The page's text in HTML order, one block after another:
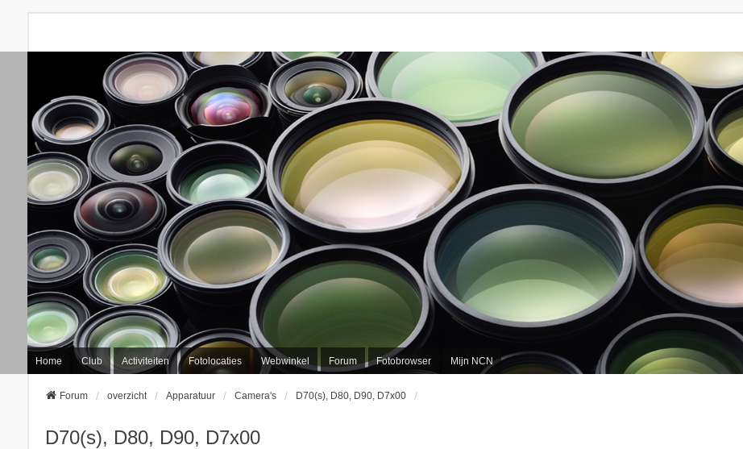
Home Club Activiteiten Fotolocaties Webwinkel Forum Fotobrowser Mijn NCN
Forum overzicht Apparatuur Camera's D70(s), D80, D90, D7x00
D70(s), D80, D90, D7x00